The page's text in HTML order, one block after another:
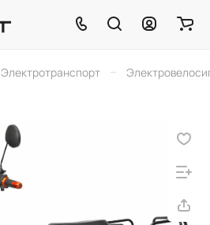
Электротранспорт –